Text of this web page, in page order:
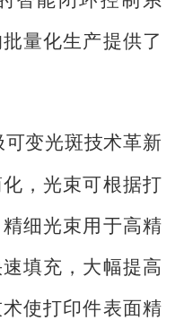
量化生产提供了
变光斑技术革新
，光束可根据打
细光束用于高精
填充，大幅提高
使打印件表面精